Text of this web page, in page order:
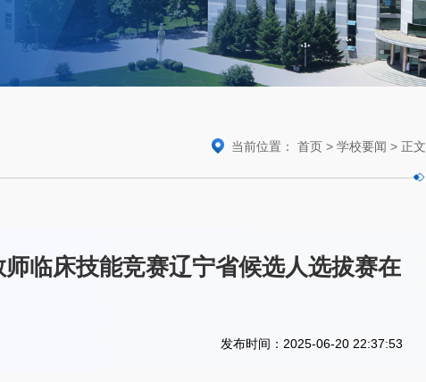
当前位置： 首页 > 学校要闻 > 正文
临床技能竞赛辽宁省候选人选拔赛在
发布时间：2025-06-20 22:37:53